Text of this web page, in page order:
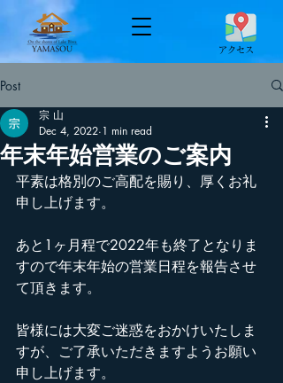
​アクセス
Post
年末年始営業のご案内
宗 山
Dec 4, 2022 1 min read
平素は格別のご高配を賜り、厚くお礼
申し上げます。
あと1ヶ月程で2022年も終了となりま
すので年末年始の営業日程を報告させ
て頂きます。
皆様には大変ご迷惑をおかけいたしま
すが、ご了承いただきますようお願い
申し上げます。